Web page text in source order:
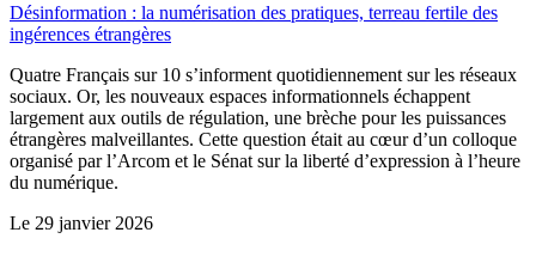
Désinformation : la numérisation des pratiques, terreau fertile des
ingérences étrangères
Quatre Français sur 10 s’informent quotidiennement sur les réseaux
sociaux. Or, les nouveaux espaces informationnels échappent
largement aux outils de régulation, une brèche pour les puissances
étrangères malveillantes. Cette question était au cœur d’un colloque
organisé par l’Arcom et le Sénat sur la liberté d’expression à l’heure
du numérique.
Le 29 janvier 2026